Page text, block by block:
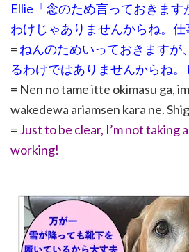
Ellie「念のため言っておきます
わけじゃありませんからね。仕
= ねんのためいっておきますが
るわけではありませんからね
= Nen no tame itte okimasu ga,
wakedewa ariamsen kara ne.
= Just to be clear, I’m not taking
working!